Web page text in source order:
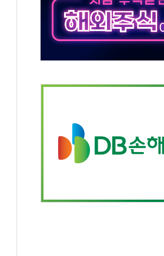
력 지팡이 자처…보완수사권 폐지해도 되나"
' 출시
반떼 계약 첫날 1만대 넘었다